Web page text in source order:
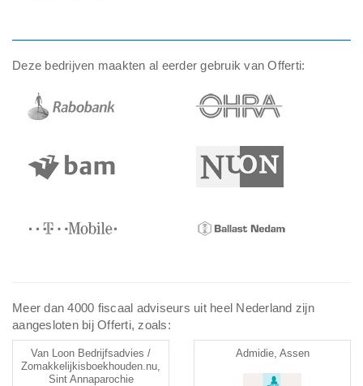
Deze bedrijven maakten al eerder gebruik van Offerti:
Meer dan 4000 fiscaal adviseurs uit heel Nederland zijn
aangesloten bij Offerti, zoals:
Van Loon Bedrijfsadvies /
Zomakkelijkisboekhouden.nu,
Sint Annaparochie
Admidie, Assen